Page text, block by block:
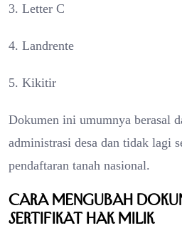
3. Letter C
4. Landrente
5. Kikitir
Dokumen ini umumnya berasal
administrasi desa dan tidak lagi
pendaftaran tanah nasional.
Cara Mengubah
Sertifikat Hak Milik